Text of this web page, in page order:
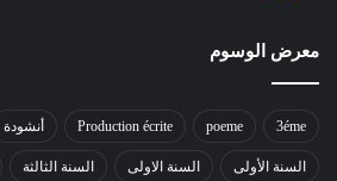
معرض الوسوم
3éme
poeme
Production écrite أنشودة
السنة الأولى السنة الاولى السنة الثالثة